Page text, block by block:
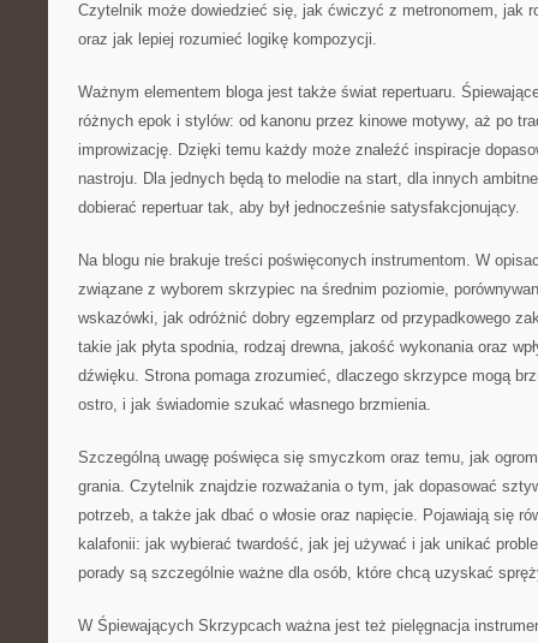
Czytelnik może dowiedzieć się, jak ćwiczyć z metronomem, jak
oraz jak lepiej rozumieć logikę kompozycji.
Ważnym elementem bloga jest także świat repertuaru.
różnych epok i stylów: od kanonu przez kinowe motywy, aż po
improwizację. Dzięki temu każdy może znaleźć inspiracje
nastroju. Dla jednych będą to melodie na start, dla innych
dobierać repertuar tak, aby był jednocześnie satysfakcjonujący.
Na blogu nie brakuje treści poświęconych instrumentom. W
związane z wyborem skrzypiec na średnim poziomie,
wskazówki, jak odróżnić dobry egzemplarz od przypadkowego
takie jak płyta spodnia, rodzaj drewna, jakość wykonania oraz
dźwięku. Strona pomaga zrozumieć, dlaczego skrzypce mogą
ostro, i jak świadomie szukać własnego brzmienia.
Szczególną uwagę poświęca się smyczkom oraz temu, jak
grania. Czytelnik znajdzie rozważania o tym, jak dopasować
potrzeb, a także jak dbać o włosie oraz napięcie. Pojawiają się
kalafonii: jak wybierać twardość, jak jej używać i jak unikać
porady są szczególnie ważne dla osób, które chcą uzyskać
W Śpiewających Skrzypcach ważna jest też pielęgnacja